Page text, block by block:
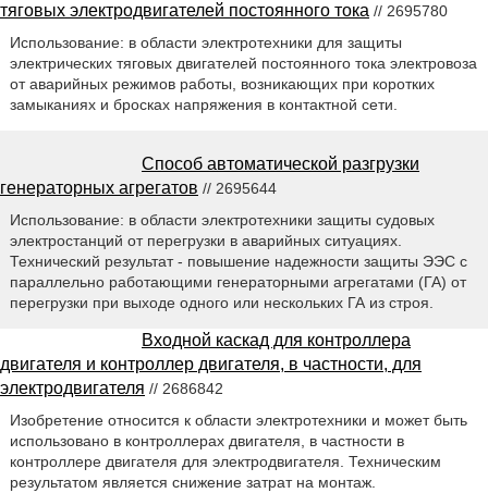
тяговых электродвигателей постоянного тока // 2695780
Использование: в области электротехники для защиты
электрических тяговых двигателей постоянного тока электровоза
от аварийных режимов работы, возникающих при коротких
замыканиях и бросках напряжения в контактной сети.
Способ автоматической разгрузки
генераторных агрегатов // 2695644
Использование: в области электротехники защиты судовых
электростанций от перегрузки в аварийных ситуациях.
Технический результат - повышение надежности защиты ЭЭС с
параллельно работающими генераторными агрегатами (ГА) от
перегрузки при выходе одного или нескольких ГА из строя.
Входной каскад для контроллера
двигателя и контроллер двигателя, в частности, для
электродвигателя // 2686842
Изобретение относится к области электротехники и может быть
использовано в контроллерах двигателя, в частности в
контроллере двигателя для электродвигателя. Техническим
результатом является снижение затрат на монтаж.